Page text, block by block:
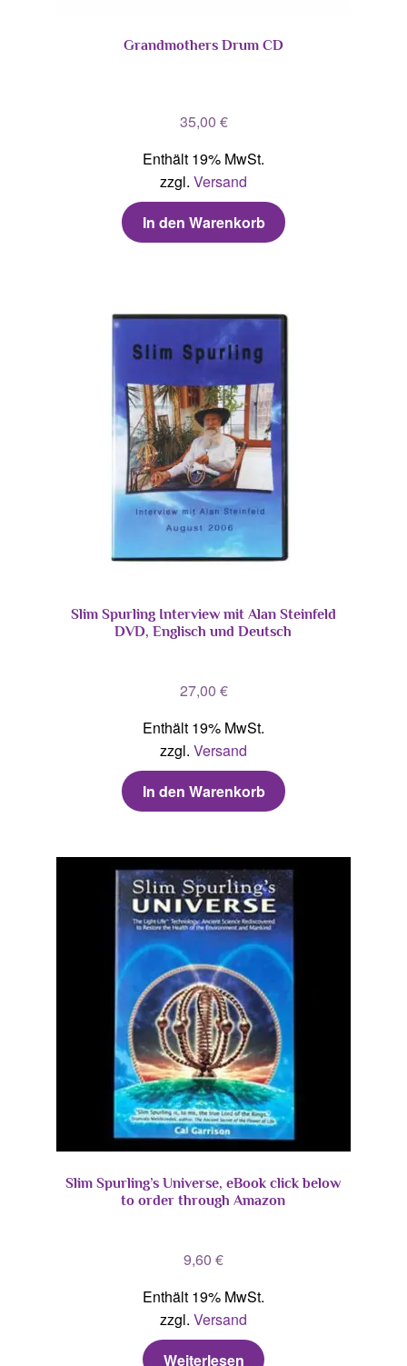
Grandmothers Drum CD
35,00 €
Enthält 19% MwSt.
zzgl. Versand
In den Warenkorb
Slim Spurling Interview mit Alan Steinfeld
DVD, Englisch und Deutsch
27,00 €
Enthält 19% MwSt.
zzgl. Versand
In den Warenkorb
Slim Spurling’s Universe, eBook click below
to order through Amazon
9,60 €
Enthält 19% MwSt.
zzgl. Versand
Weiterlesen